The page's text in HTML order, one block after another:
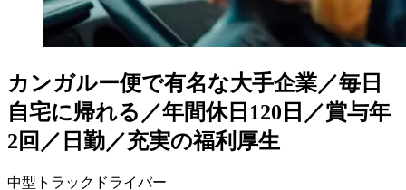
カンガルー便で有名な大手企業／毎日
自宅に帰れる／年間休日120日／賞与年
2回／日勤／充実の福利厚生
中型トラックドライバー